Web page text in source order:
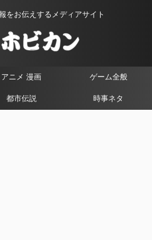
をお伝えするメディアサイト
アニメ 漫画 ゲーム全般
都市伝説 時事ネタ